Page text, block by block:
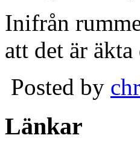
Inifrån
att det är
Posted by
Länkar